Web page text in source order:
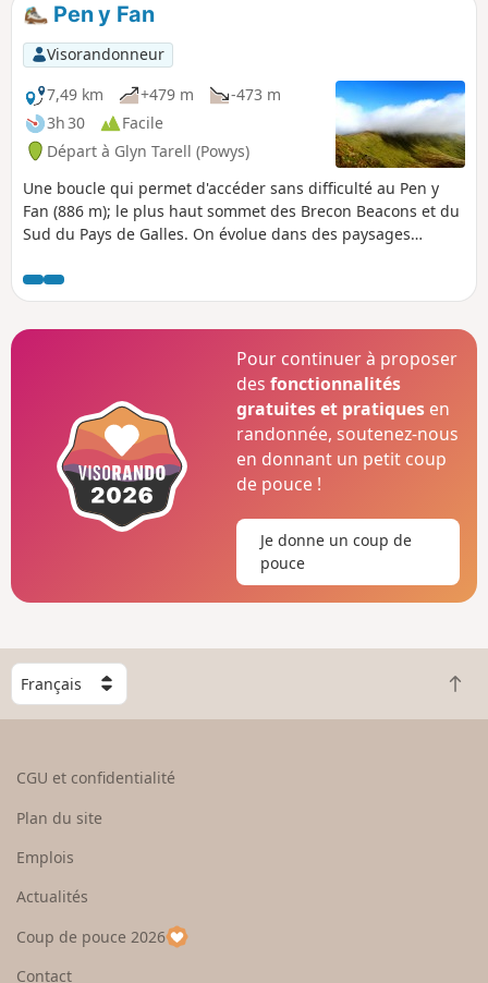
Pen y Fan
Visorandonneur
7,49 km
+479 m
-473 m
3h 30
Facile
Départ à Glyn Tarell (Powys)
Une boucle qui permet d'accéder sans difficulté au Pen y
Fan (886 m); le plus haut sommet des Brecon Beacons et du
Sud du Pays de Galles. On évolue dans des paysages
très fréquenté en pleine saison.
Pour continuer à proposer
desfonctionnalités
gratuites et pratiques en
randonnée, soutenez-nous
en donnant un petit coup
de pouce !
Je donne un coup de
pouce
C
h
o
e
u
p
a
R
e
CGU et confidentialité
Plan du site
Emplois
Actualités
Coup de pouce 2026
Contact